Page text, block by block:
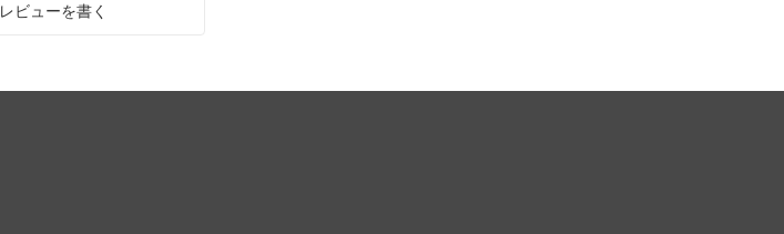
レビューを書く